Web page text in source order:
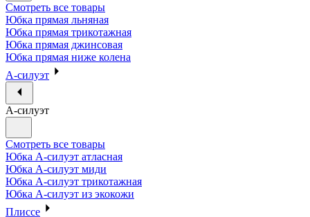
Смотреть все товары
Юбка прямая льняная
Юбка прямая трикотажная
Юбка прямая джинсовая
Юбка прямая ниже колена
А-силуэт
А-силуэт
Смотреть все товары
Юбка А-силуэт атласная
Юбка А-силуэт миди
Юбка А-силуэт трикотажная
Юбка А-силуэт из экокожи
Плиссе